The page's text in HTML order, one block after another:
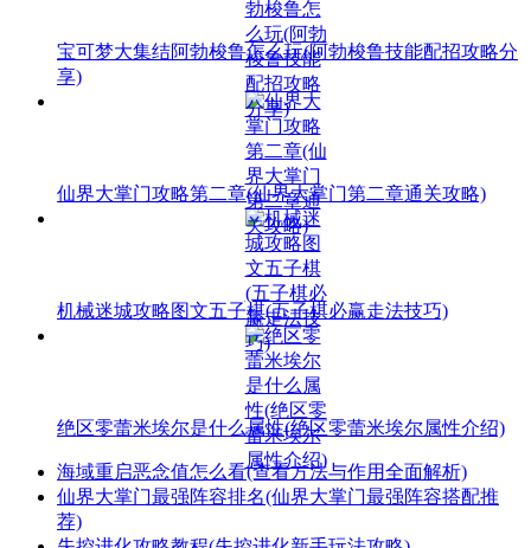
宝可梦大集结阿勃梭鲁怎么玩(阿勃梭鲁技能配招攻略分
享)
仙界大掌门攻略第二章(仙界大掌门第二章通关攻略)
机械迷城攻略图文五子棋(五子棋必赢走法技巧)
绝区零蕾米埃尔是什么属性(绝区零蕾米埃尔属性介绍)
海域重启恶念值怎么看(查看方法与作用全面解析)
仙界大掌门最强阵容排名(仙界大掌门最强阵容搭配推
荐)